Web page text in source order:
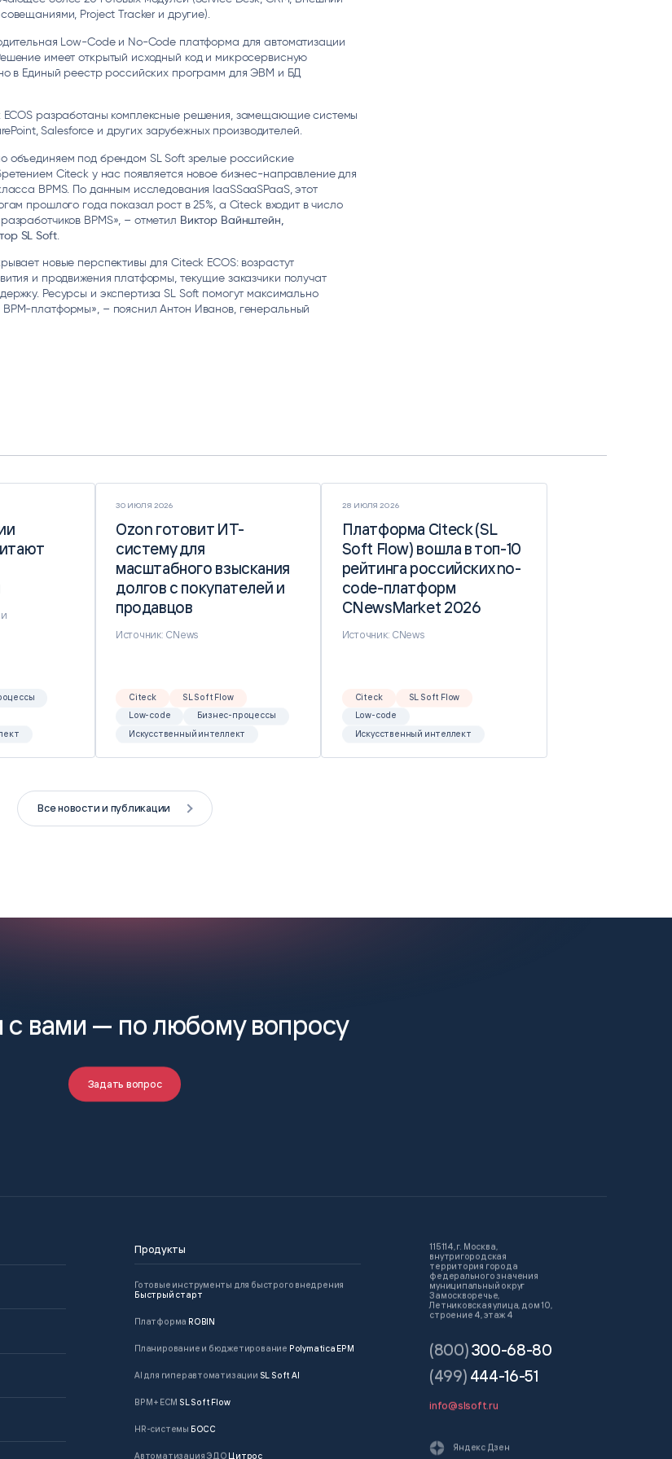
Преферентум
ТЕКСТА
MD Audit
ДЕЯТЕЛЬНОСТИ
Project Tracker и другие).
Low-Code и No-Code платформа для автоматизации
имеет открытый исходный код и микросервисную
в Единый реестр российских программ для ЭВМ и БД
ECOS разработаны комплексные решения, замещающие системы
Salesforce и других зарубежных производителей.
объединяем под брендом SL Soft зрелые российские
Citeck у нас появляется новое бизнес-направление для
BPMS. По данным исследования IaaSSaaSPaaS, этот
прошлого года показал рост в 25%, а Citeck входит в число
BPMS», – отметил Виктор Вайнштейн,
SL Soft.
новые перспективы для Citeck ECOS: возрастут
и продвижения платформы, текущие заказчики получат
Ресурсы и экспертиза SL Soft помогут максимально
платформы», – пояснил Антон Иванов, генеральный
30 ИЮЛЯ 2026
Ozon готовит ИТ-
систему для
масштабного взыскания
долгов с покупателей и
продавцов
Ozon готовит ИТ-
систему для
масштабного взыскания
долгов с покупателей и
продавцов
Источник: CNews
Citeck
SL Soft Flow
Low-code
Бизнес-процессы
Искусственный интеллект
28 ИЮЛЯ 2026
Платформа Citeck (SL
Soft Flow) вошла в топ-10
рейтинга российских no-
code-платформ
CNewsMarket 2026
Платформа Citeck (SL
Soft Flow) вошла в топ-10
рейтинга российских no-
code-платформ
CNewsMarket 2026
Источник: CNews
Citeck
SL Soft Flow
Low-code
Искусственный интеллект
Все новости и публикации
с вами — по любому вопросу
Задать вопрос
Продукты
Готовые инструменты для быстрого внедрения
Быстрый старт
Платформа ROBIN
Планирование и бюджетирование Polymatica EPM
AI для гиперавтоматизации SL Soft AI
BPM + ECM SL Soft Flow
HR-системы БОСС
Автоматизация ЭДО Цитрос
115114, г. Москва,
внутригородская
территория города
федерального значения
муниципальный округ
Замоскворечье,
Летниковская улица, дом 10,
строение 4, этаж 4
(800)300-68-80
(499) 444-16-51
info@slsoft.ru
Яндекс Дзен